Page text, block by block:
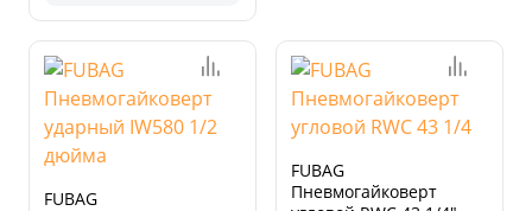
FUBAG
FUBAG
Пневмогайковерт